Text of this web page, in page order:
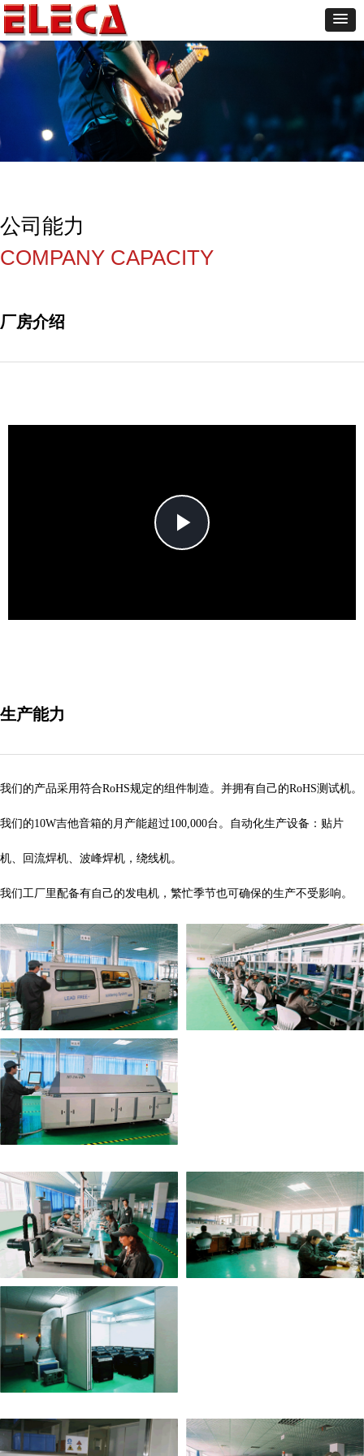
生产能力
公司能力
COMPANY CAPACITY
我们的产品采用符合RoHS规定的组件制造。并拥有自己的RoHS测试机。
我们的10W吉他音箱的月产能超过100,000台。自动化生产设备：贴片
机、回流焊机、波峰焊机，绕线机。
我们工厂里配备有自己的发电机，繁忙季节也可确保的生产不受影响。
厂房介绍
Play